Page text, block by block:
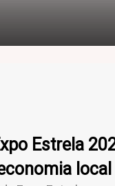
Estrela
local